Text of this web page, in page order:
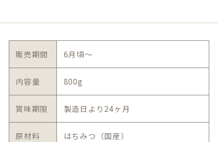
販売期間 6月頃〜
内容量 800g
賞味期限 製造日より24ヶ月
原材料 はちみつ（国産）